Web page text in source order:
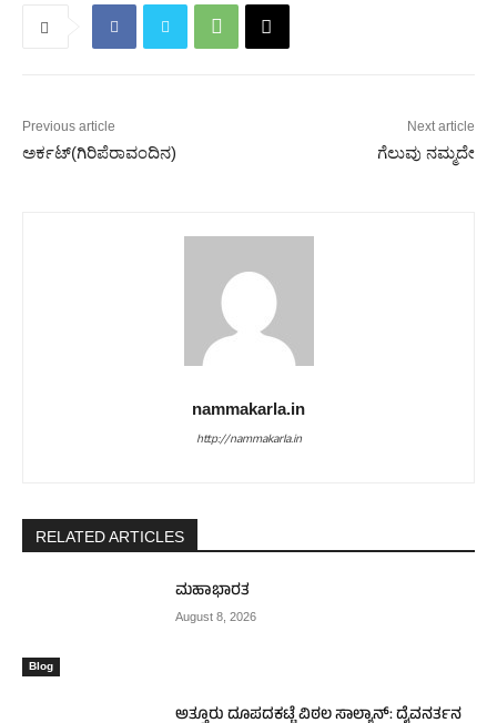
Previous article
ಅರ್ಕಟ್(ಗಿರಿಪೆರಾವಂದಿನ)
Next article
ಗೆಲುವು ನಮ್ಮದೇ
nammakarla.in
http://nammakarla.in
RELATED ARTICLES
Blog
ಮಹಾಭಾರತ
August 8, 2026
ಅತ್ತೂರು ದೂಪದಕಟ್ಟೆ ವಿಠಲ ಸಾಲ್ಯಾನ್: ದೈವನರ್ತನ